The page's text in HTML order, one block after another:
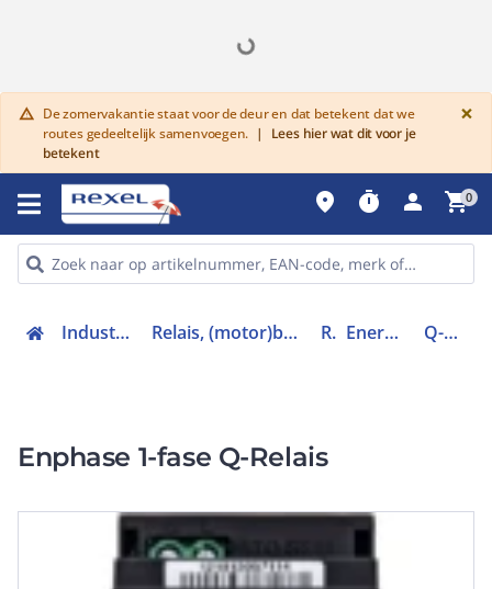
warning De zomervakantie staat voor de deur en dat betekent dat we
routes gedeeltelijk samenvoegen. |
Lees hier wat dit voor je
betekent
×
place timer person shopping_cart0
Industriele componenten Relais, (motor)beveiliging en magneetschakelaars Relais Energierichtingsrelais Q-RELAY-1P-INT
Enphase 1-fase Q-Relais